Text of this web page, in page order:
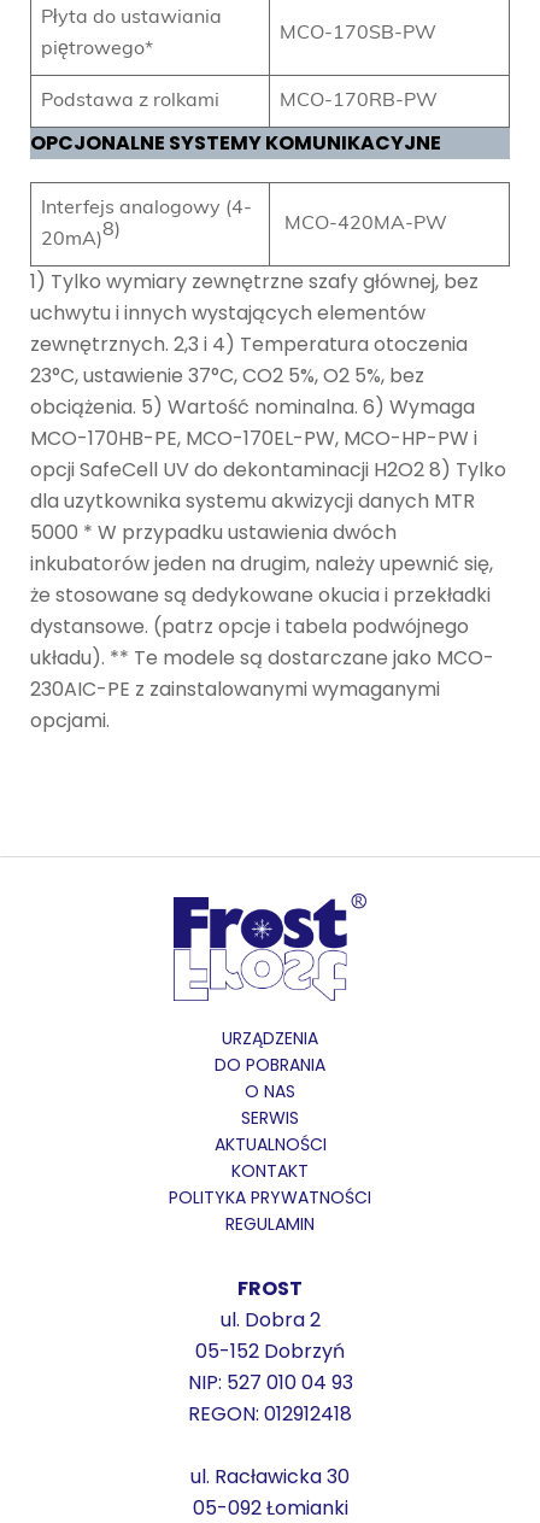
Płyta do ustawiania
piętrowego*
MCO-170SB-PW
Podstawa z rolkami MCO-170RB-PW
OPCJONALNE SYSTEMY KOMUNIKACYJNE
Interfejs analogowy (4-
20mA)8) MCO-420MA-PW
1) Tylko wymiary zewnętrzne szafy głównej, bez
uchwytu i innych wystających elementów
zewnętrznych. 2,3 i 4) Temperatura otoczenia
23°C, ustawienie 37°C, CO2 5%, O2 5%, bez
obciążenia. 5) Wartość nominalna. 6) Wymaga
MCO-170HB-PE, MCO-170EL-PW, MCO-HP-PW i
opcji SafeCell UV do dekontaminacji H2O2 8) Tylko
dla uzytkownika systemu akwizycji danych MTR
5000 * W przypadku ustawienia dwóch
inkubatorów jeden na drugim, należy upewnić się,
że stosowane są dedykowane okucia i przekładki
dystansowe. (patrz opcje i tabela podwójnego
układu). ** Te modele są dostarczane jako MCO-
230AIC-PE z zainstalowanymi wymaganymi
opcjami.
URZĄDZENIA
DO POBRANIA
O NAS
SERWIS
AKTUALNOŚCI
KONTAKT
POLITYKA PRYWATNOŚCI
REGULAMIN
FROST
ul. Dobra 2
05-152 Dobrzyń
NIP: 527 010 04 93
REGON: 012912418
ul. Racławicka 30
05-092 Łomianki